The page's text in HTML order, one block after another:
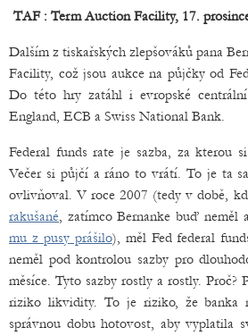
TAF : Term Auction Facility, 17.
Dalším z tiskařských zlepšováků pana
Facility, což jsou aukce na půjčky od
Do této hry zatáhl i evropské
England, ECB a Swiss National Bank.
Federal funds rate je sazba, za kterou
Večer si půjčí a ráno to vrátí. To je ta
ovlivňoval. V roce 2007 (tedy v době,
rakušané, zatímco Bernanke buď neměl
mu z pusy prášilo), měl Fed federal
neměl pod kontrolou sazby pro
měsíce. Tyto sazby rostly a rostly. Proč?
riziko likvidity. To je riziko, že banka
správnou dobu hotovost, aby vyplatila